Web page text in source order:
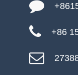
+86